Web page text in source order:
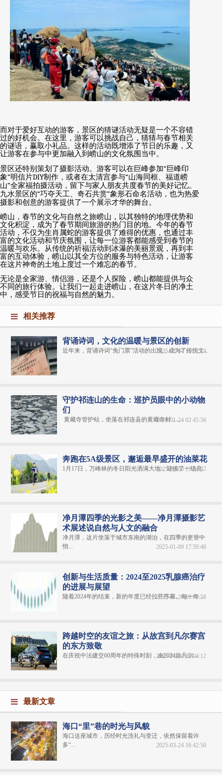
而对于爱好互动的游客，景区的猜谜活动无疑是一个不容错
过的好机会。在这里，游客可以挑战自己，猜猜与春节相关
的谜语，赢取小礼品。这样的活动既增添了节日的乐趣，又
让游客在参与中更加融入到崂山的文化氛围当中。
景区还特别策划了摄影活动。游客可以在巨峰参加“巨峰印
象”明信片DIY制作，或者在太清宫参与“山海同框、福道崂
山”全家福拍摄活动，留下与家人朋友共度春节的美好记忆。
九水景区的“巧夺天工、奇石共赏”象形石命名活动，也为热爱
摄影和创意的游客提供了一个展示才华的舞台。
崂山，春节的文化与自然之旅崂山，以其独特的地理优势和
文化积淀，成为了春节期间旅游的热门目的地。今年的春节
活动，不仅为生肖属蛇的游客提供了难得的优惠，也通过丰
富的文化活动和节庆氛围，让每一位游客都能感受到春节的
温暖与欢乐。从传统的祈福活动到冰瀑的美丽景观，再到丰
富的互动体验，崂山以其全方位的服务与特色活动，让游客
在这片神奇的土地上度过一个难忘的春节。
无论是全家游、情侣游，还是个人探险，崂山都能提供与众
不同的旅行体验。让我们一起走进崂山，在这片冬日的净土
中，感受节日的祝福与自然的魅力。
相关推荐
背诵诗词，文化的温暖与景区的创新
近年来，背诵诗词“免门票”活动的出现，成为了传统文...
2025-01-04 16:57:14
守护祁连山的生命：巡护员眼中的小动物
们
黄藏寺管护站，坐落在祁连县的黄藏寺村，...2025-01-24 02:45:56
奔跑在5A级景区，邂逅最早盛开的油菜花
1月17日，万峰林的冬日阳光洒满大地，迎接了一场充...
2025-02-09 13:24:07
净月潭四季的光影之美——净月潭摄影艺
术展述说自然与人文的融合
净月潭，这片坐落于城市东南的湖泊，在四季的更替中
悄...
2025-01-09 17:59:46
创新与生活质量：2024至2025乳腺癌治疗
的进展与展望
随着2024年的结束，新的年度已经拉开序幕。每一年...
2025-01-20 18:01:58
跨越时空的友谊之旅：从故宫到凡尔赛宫
的东方致敬
在庆祝中法建交60周年的特殊时刻，由2024款凡尔...
2025-01-04 17:04:12
最新文章
海口“里”巷的时光与风貌
海口这座城市，历经时光洗礼与变迁，依然保留着许
多“...
2025-03-24 16:42:50